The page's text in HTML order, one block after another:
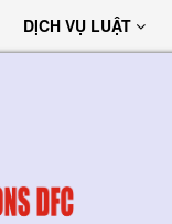
DỊCH VỤ LUẬT